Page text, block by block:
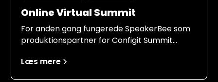
Online Virtual Summit
For anden gang fungerede SpeakerBee som
produktionspartner for Configit Summit
udgangspunkt. Med erfaringerne fra 2024 i
Læs mere